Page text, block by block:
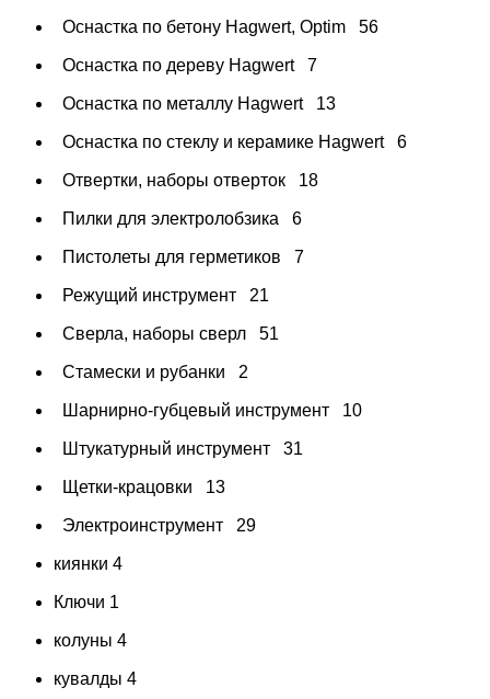
Оснастка по бетону Hagwert, Optim 56
Оснастка по дереву Hagwert 7
Оснастка по металлу Hagwert 13
Оснастка по стеклу и керамике Hagwert 6
Отвертки, наборы отверток 18
Пилки для электролобзика 6
Пистолеты для герметиков 7
Режущий инструмент 21
Сверла, наборы сверл 51
Стамески и рубанки 2
Шарнирно-губцевый инструмент 10
Штукатурный инструмент 31
Щетки-крацовки 13
Электроинструмент 29
киянки 4
Ключи 1
колуны 4
кувалды 4